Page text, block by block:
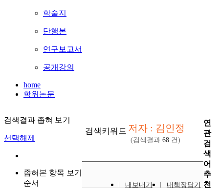
학술지
단행본
연구보고서
공개강의
home
학위논문
검색결과 좁혀 보기
선택해제
좁혀본 항목 보기
순서
검색키워드 저자 : 김인정
(검색결과 68 건)
내보내기
내책장담기
연
관
검
색
어
추
천